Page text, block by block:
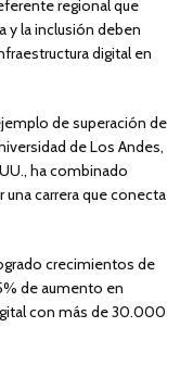
regional que
y la inclusión deben
digital en
de superación de
de Los Andes,
ha combinado
carrera que conecta
crecimientos de
de aumento en
con más de 30.000